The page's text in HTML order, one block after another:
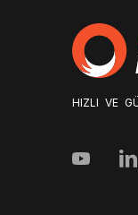
HIZLI VE